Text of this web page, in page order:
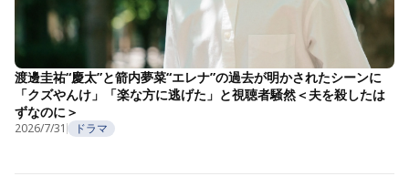
渡邊圭祐“慶太”と箭内夢菜“エレナ”の過去が明かされたシーンに
「クズやんけ」「楽な方に逃げた」と視聴者騒然＜夫を殺したは
ずなのに＞
2026/7/31 ドラマ